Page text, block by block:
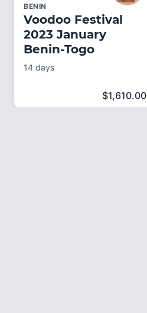
BENIN
Voodoo Festival
2023 January
Benin-Togo
14 days
$1,610.00